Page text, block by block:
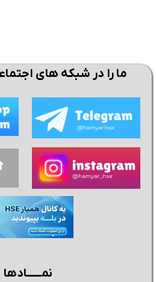
ما را در شبکه های
نمــــــادها